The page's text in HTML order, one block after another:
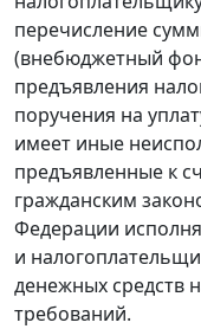
перечисление
(внебюджетный
предъявления
поручения на
имеет иные
предъявленные к
гражданским
Федерации
и
денежных средств
требований.